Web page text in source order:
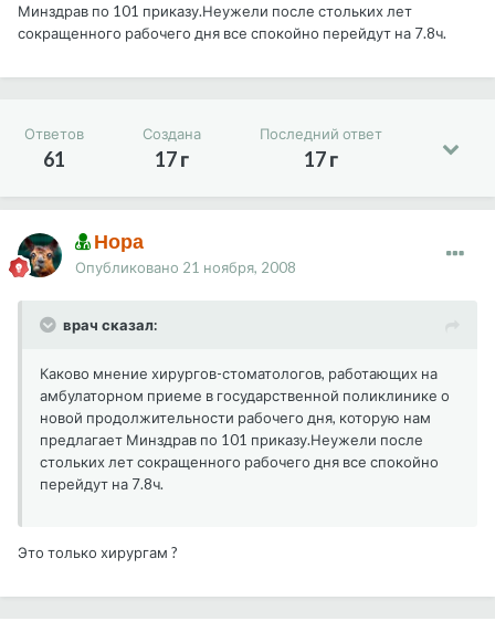
Минздрав по 101 приказу.Неужели после стольких лет
сокращенного рабочего дня все спокойно перейдут на 7.8ч.
Ответов
61
Создана
17 г
Последний ответ
17 г
Нора
Опубликовано 21 ноября, 2008
врач сказал:
Каково мнение хирургов-стоматологов, работающих на
амбулаторном приеме в государственной поликлинике о
новой продолжительности рабочего дня, которую нам
предлагает Минздрав по 101 приказу.Неужели после
стольких лет сокращенного рабочего дня все спокойно
перейдут на 7.8ч.
Это только хирургам ?